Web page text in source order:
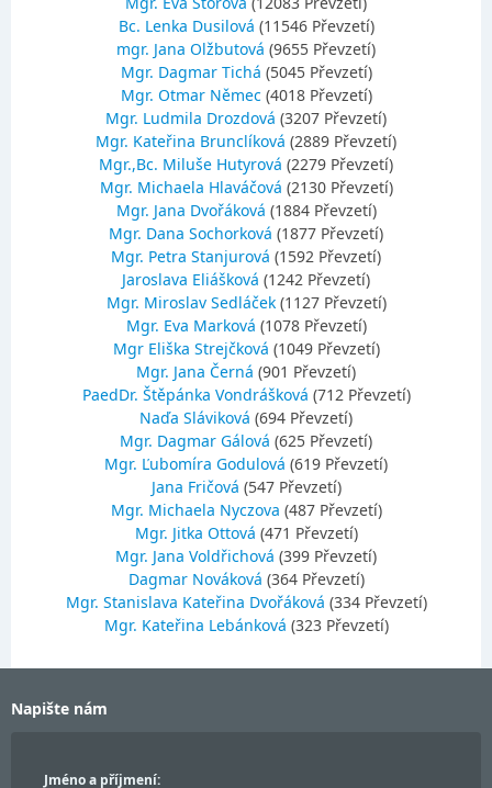
Bc. Lenka Dusilová (11546 Převzetí)
mgr. Jana Olžbutová (9655 Převzetí)
Mgr. Dagmar Tichá (5045 Převzetí)
Mgr. Otmar Němec (4018 Převzetí)
Mgr. Ludmila Drozdová (3207 Převzetí)
Mgr. Kateřina Brunclíková (2889 Převzetí)
Mgr.,Bc. Miluše Hutyrová (2279 Převzetí)
Mgr. Michaela Hlaváčová (2130 Převzetí)
Mgr. Jana Dvořáková (1884 Převzetí)
Mgr. Dana Sochorková (1877 Převzetí)
Mgr. Petra Stanjurová (1592 Převzetí)
Jaroslava Eliášková (1242 Převzetí)
Mgr. Miroslav Sedláček (1127 Převzetí)
Mgr. Eva Marková (1078 Převzetí)
Mgr Eliška Strejčková (1049 Převzetí)
Mgr. Jana Černá (901 Převzetí)
PaedDr. Štěpánka Vondrášková (712 Převzetí)
Naďa Sláviková (694 Převzetí)
Mgr. Dagmar Gálová (625 Převzetí)
Mgr. Ľubomíra Godulová (619 Převzetí)
Jana Fričová (547 Převzetí)
Mgr. Michaela Nyczova (487 Převzetí)
Mgr. Jitka Ottová (471 Převzetí)
Mgr. Jana Voldřichová (399 Převzetí)
Dagmar Nováková (364 Převzetí)
Mgr. Stanislava Kateřina Dvořáková (334 Převzetí)
Mgr. Kateřina Lebánková (323 Převzetí)
Napište nám
Jméno a příjmení: